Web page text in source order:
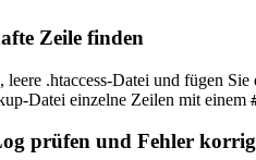
Zeile finden
leere .htaccess-Datei und fügen
Datei einzelne Zeilen mit einem
prüfen und Fehler